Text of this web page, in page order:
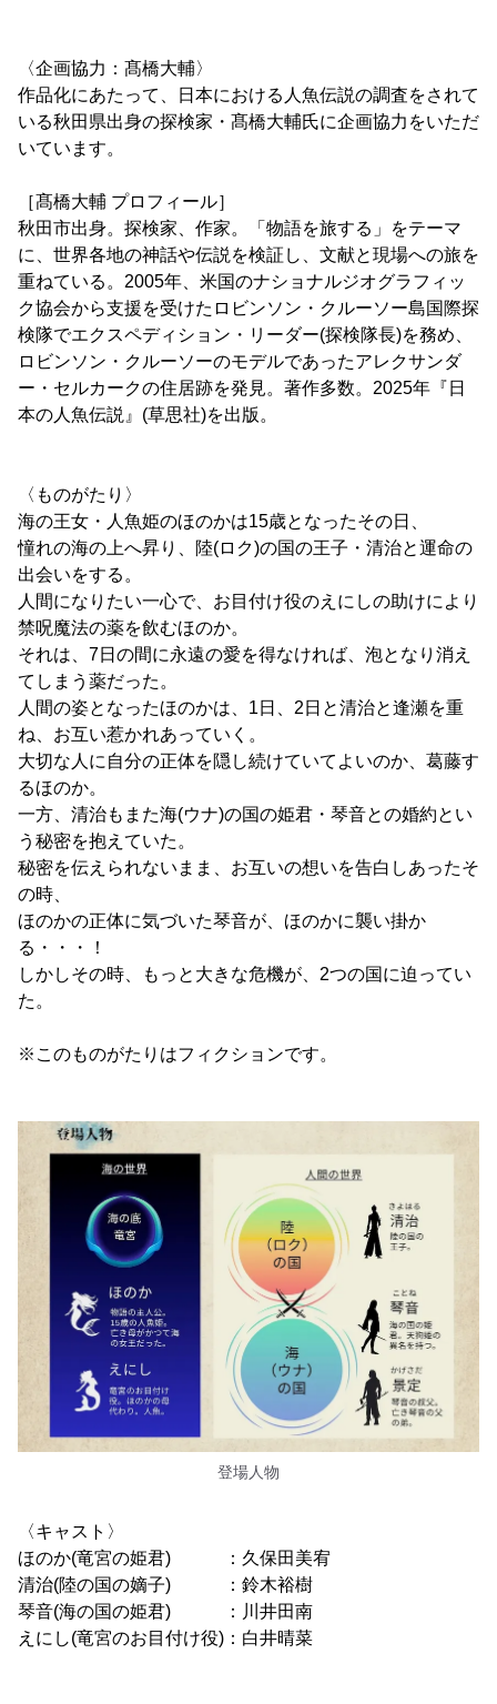
〈企画協力：髙橋大輔〉
作品化にあたって、日本における人魚伝説の調査をされて
いる秋田県出身の探検家・髙橋大輔氏に企画協力をいただ
いています。
［髙橋大輔 プロフィール］
秋田市出身。探検家、作家。「物語を旅する」をテーマ
に、世界各地の神話や伝説を検証し、文献と現場への旅を
重ねている。2005年、米国のナショナルジオグラフィッ
ク協会から支援を受けたロビンソン・クルーソー島国際探
検隊でエクスペディション・リーダー(探検隊長)を務め、
ロビンソン・クルーソーのモデルであったアレクサンダ
ー・セルカークの住居跡を発見。著作多数。2025年『日
本の人魚伝説』(草思社)を出版。
〈ものがたり〉
海の王女・人魚姫のほのかは15歳となったその日、
憧れの海の上へ昇り、陸(ロク)の国の王子・清治と運命の
出会いをする。
人間になりたい一心で、お目付け役のえにしの助けにより
禁呪魔法の薬を飲むほのか。
それは、7日の間に永遠の愛を得なければ、泡となり消え
てしまう薬だった。
人間の姿となったほのかは、1日、2日と清治と逢瀬を重
ね、お互い惹かれあっていく。
大切な人に自分の正体を隠し続けていてよいのか、葛藤す
るほのか。
一方、清治もまた海(ウナ)の国の姫君・琴音との婚約とい
う秘密を抱えていた。
秘密を伝えられないまま、お互いの想いを告白しあったそ
の時、
ほのかの正体に気づいた琴音が、ほのかに襲い掛か
る・・・！
しかしその時、もっと大きな危機が、2つの国に迫ってい
た。
※このものがたりはフィクションです。
登場人物
〈キャスト〉
ほのか(竜宮の姫君) ：久保田美宥
清治(陸の国の嫡子) ：鈴木裕樹
琴音(海の国の姫君) ：川井田南
えにし(竜宮のお目付け役)：白井晴菜